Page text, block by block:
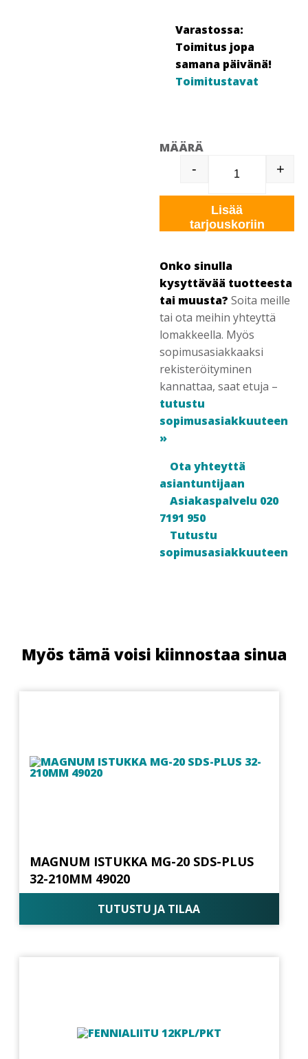
Varastossa:
Toimitus jopa
samana päivänä!
Toimitustavat
MÄÄRÄ
KNIPEX
- +
Lisää
tarjouskoriin
Onko sinulla
kysyttävää tuotteesta
tai muusta? Soita meille
tai ota meihin yhteyttä
lomakkeella. Myös
sopimusasiakkaaksi
rekisteröityminen
kannattaa, saat etuja –
tutustu
sopimusasiakkuuteen
»
Ota yhteyttä
asiantuntijaan
Asiakaspalvelu 020
7191 950
Tutustu
sopimusasiakkuuteen
Myös tämä voisi kiinnostaa sinua
MAGNUM ISTUKKA MG-20 SDS-PLUS
32-210MM 49020
TUTUSTU JA TILAA